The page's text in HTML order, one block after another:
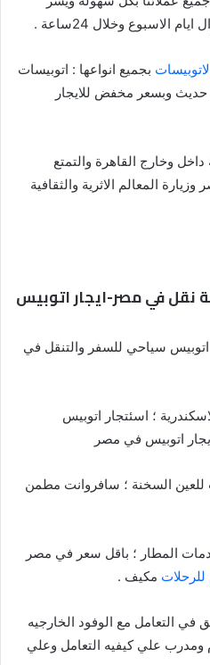
الاسبوع وخلال 24ساعة .
بجميع انواعها : اتوبيسات
بموديل حديث وبسعر مخفض للايجار
وخارج القاهرة والتمتع
المعالم الاثرية والثقافية
نقل في مصر-ايجار اتوبيس
سياحي للسفر والتنقل في
؛ اسئتجار اتوبيس
اتوبيس في مصر
باص 33راكب للعين السخنة ؛ سافروانت مطمن
المطار ؛ باقل سعر في مصر
مكيف .
التعامل مع الوفود الخارجيه
علي كيفيه التعامل وعلي